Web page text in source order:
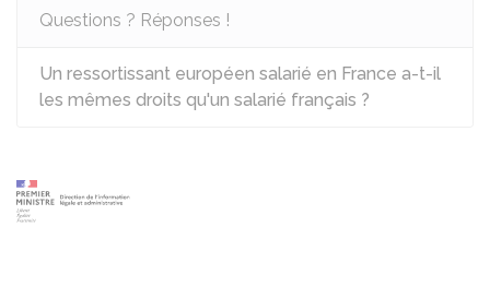
Questions ? Réponses !
Un ressortissant européen salarié en France a-t-il
les mêmes droits qu'un salarié français ?